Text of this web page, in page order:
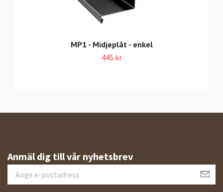
MP1 - Midjeplåt - enkel
445 kr
Anmäl dig till vår nyhetsbrev